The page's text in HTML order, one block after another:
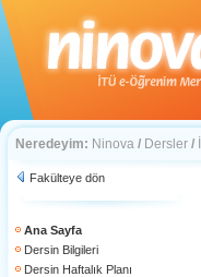
Neredeyim: Ninova / Dersler /
Fakülteye dön
Ana Sayfa
Dersin Bilgileri
Dersin Haftalık Planı